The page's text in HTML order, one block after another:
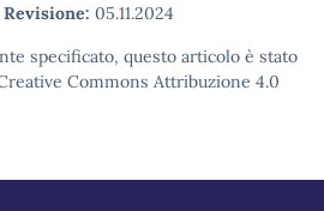
Revisione: 05.11.2024
specificato, questo articolo è stato
Commons Attribuzione 4.0